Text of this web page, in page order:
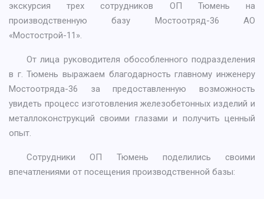
экскурсия трех сотрудников ОП Тюмень на
производственную базу Мостоотряд-36 АО
«Мостострой-11».
От лица руководителя обособленного подразделения
в г. Тюмень выражаем благодарность главному инженеру
Мостоотряда-36 за предоставленную возможность
увидеть процесс изготовления железобетонных изделий и
металлоконструкций своими глазами и получить ценный
опыт.
Сотрудники ОП Тюмень поделились своими
впечатлениями от посещения производственной базы: